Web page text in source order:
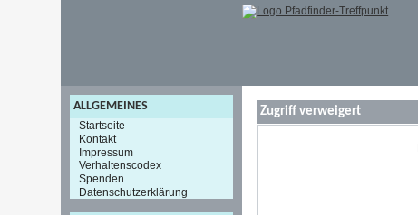
ALLGEMEINES
Startseite
Kontakt
Impressum
Verhaltenscodex
Spenden
Datenschutzerklärung
Zugriff verweigert